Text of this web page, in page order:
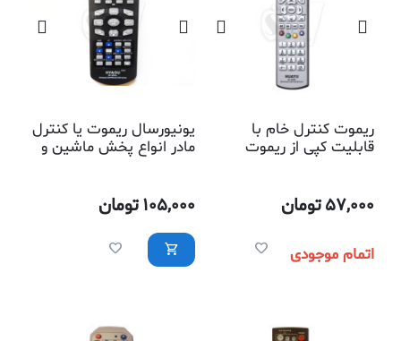
ریموت کنترل خام با
قابلیت کپی از ریموت
57,000تومان
اتمام موجودی
یونیورسال ریموت یا کنترل
مادر انواع پخش ماشین و
105,000تومان